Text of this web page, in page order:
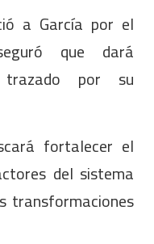
a García por el
que dará
por su
fortalecer el
del sistema
transformaciones